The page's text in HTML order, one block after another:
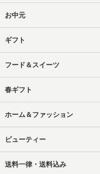
お中元
ギフト
フード＆スイーツ
春ギフト
ホーム＆ファッション
ビューティー
送料一律・送料込み